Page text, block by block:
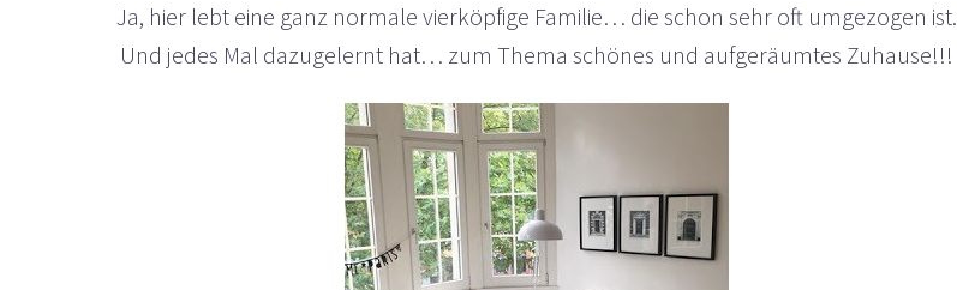
Ja, hier lebt eine ganz normale vierköpfige Familie… die schon sehr oft umgezogen ist.
Und jedes Mal dazugelernt hat… zum Thema schönes und aufgeräumtes Zuhause!!!